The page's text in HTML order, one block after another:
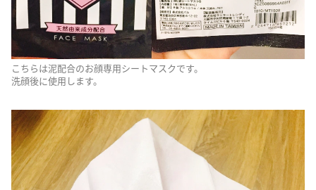
こちらは泥配合のお顔専用シートマスクです。
洗顔後に使用します。